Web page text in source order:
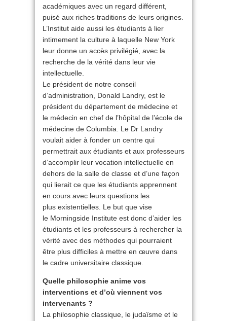
académiques avec un regard différent,
puisé aux riches traditions de leurs origines.
L’Institut aide aussi les étudiants à lier
intimement la culture à laquelle New York
leur donne un accès privilégié, avec la
recherche de la vérité dans leur vie
intellectuelle.
Le président de notre conseil
d’administration, Donald Landry, est le
président du département de médecine et
le médecin en chef de l’hôpital de l’école de
médecine de Columbia. Le Dr Landry
voulait aider à fonder un centre qui
permettrait aux étudiants et aux professeurs
d’accomplir leur vocation intellectuelle en
dehors de la salle de classe et d’une façon
qui lierait ce que les étudiants apprennent
en cours avec leurs questions les
plus existentielles. Le but que vise
le Morningside Institute est donc d’aider les
étudiants et les professeurs à rechercher la
vérité avec des méthodes qui pourraient
être plus difficiles à mettre en œuvre dans
le cadre universitaire classique.
Quelle philosophie anime vos
interventions et d’où viennent vos
intervenants ?
La philosophie classique, le judaïsme et le